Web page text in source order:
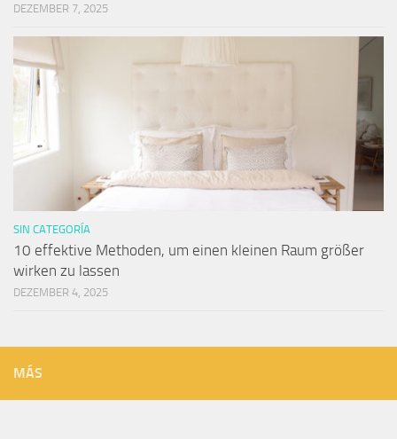
DEZEMBER 7, 2025
SIN CATEGORÍA
10 effektive Methoden, um einen kleinen Raum größer
wirken zu lassen
DEZEMBER 4, 2025
MÁS